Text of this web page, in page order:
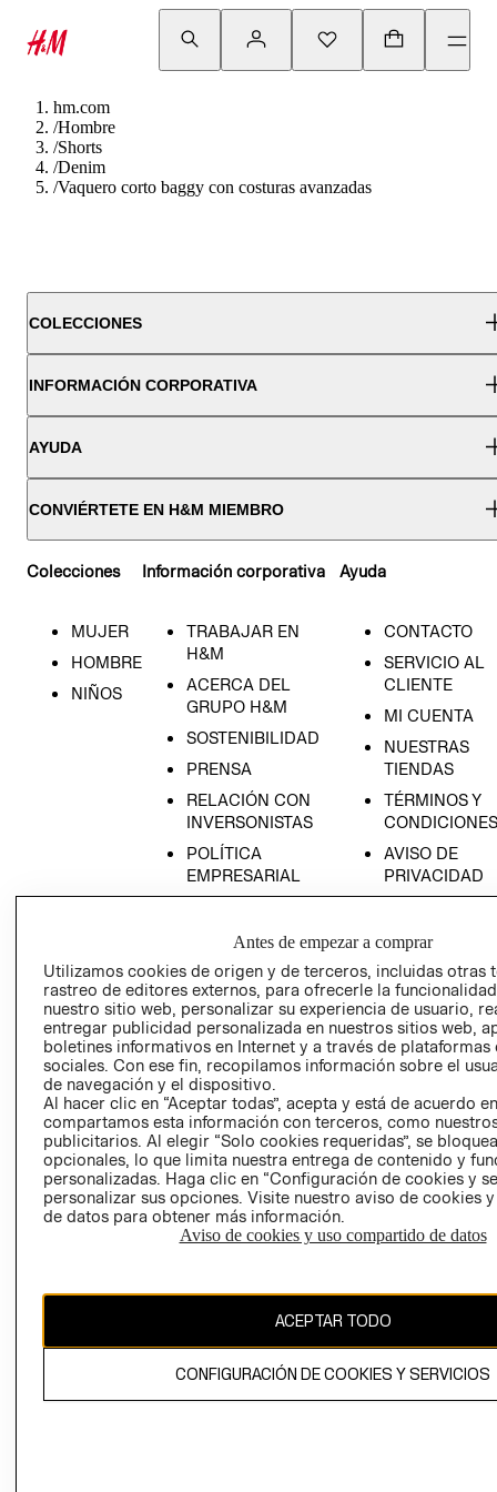
hm.com
/Hombre
/Shorts
/Denim
/Vaquero corto baggy con costuras avanzadas
COLECCIONES
INFORMACIÓN CORPORATIVA
AYUDA
CONVIÉRTETE EN H&M MIEMBRO
Colecciones
MUJER
HOMBRE
NIÑOS
Información corporativa
TRABAJAR EN
H&M
ACERCA DEL
GRUPO H&M
SOSTENIBILIDAD
PRENSA
RELACIÓN CON
INVERSONISTAS
POLÍTICA
EMPRESARIAL
Ayuda
CONTACTO
SERVICIO AL
CLIENTE
MI CUENTA
NUESTRAS
TIENDAS
TÉRMINOS Y
CONDICIONES
AVISO DE
PRIVACIDAD
AVISO DE
LIBRO DE
Ecuador ($)
CAMBIAR REGIÓN
propiedad de H&M Hennes & Mauritz AB.
Antes de empezar a comprar
Utilizamos cookies de origen y de terceros, incluidas otras
rastreo de editores externos, para ofrecerle la
nuestro sitio web, personalizar su experiencia de usuario,
entregar publicidad personalizada en nuestros sitios web,
boletines informativos en Internet y a través de plataformas
sociales. Con ese fin, recopilamos información sobre el
de navegación y el dispositivo.
Al hacer clic en “Aceptar todas”, acepta y está de acuerdo
compartamos esta información con terceros, como
publicitarios. Al elegir “Solo cookies requeridas”, se
opcionales, lo que limita nuestra entrega de contenido y
personalizadas. Haga clic en “Configuración de cookies y
personalizar sus opciones. Visite nuestro aviso de cookies
de datos para obtener más información.
Aviso de cookies y uso compartido de datos
ACEPTAR TODO
CONFIGURACIÓN DE COOKIES Y SERVICIOS